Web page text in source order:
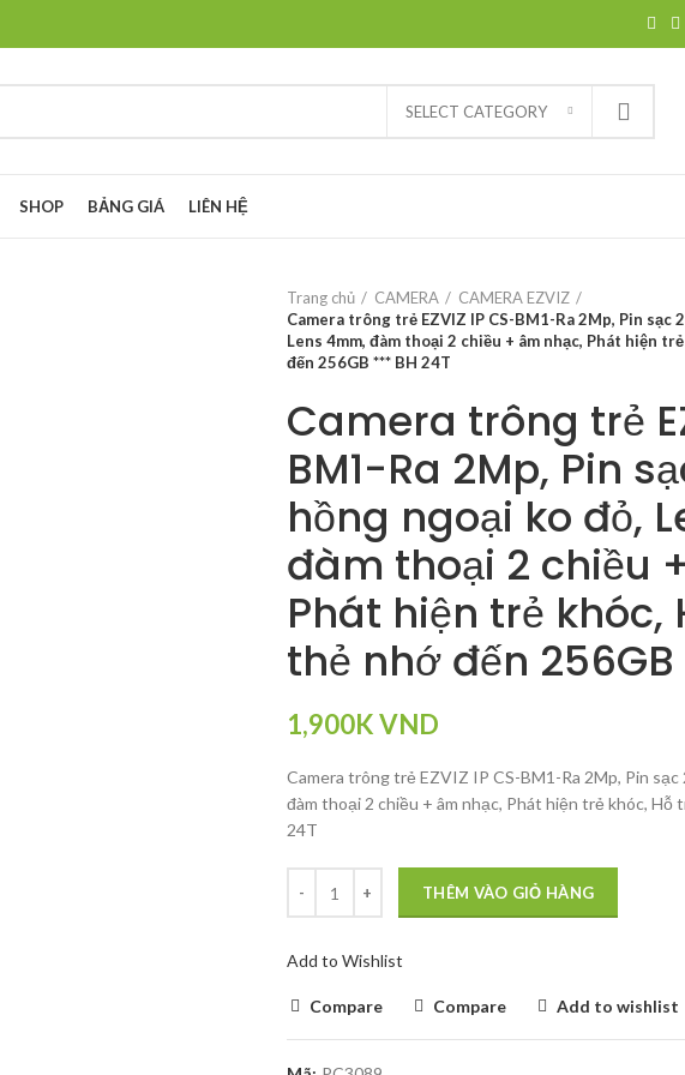
SELECT CATEGORY
SHOP BẢNG GIÁ LIÊN HỆ
Trang chủ CAMERA
CAMERA EZVIZ
Camera trông trẻ EZVIZ IP CS-BM1-Ra 2Mp, Pin sạc
Lens 4mm, đàm thoại 2 chiều + âm nhạc, Phát hiện
đến 256GB *** BH 24T
Camera trông trẻ
BM1-Ra 2Mp, Pin
hồng ngoại ko đỏ,
đàm thoại 2 chiều
Phát hiện trẻ khóc,
thẻ nhớ đến 256GB
1,900KVND
Camera trông trẻ EZVIZ IP CS-BM1-Ra 2Mp, Pin
đàm thoại 2 chiều + âm nhạc, Phát hiện trẻ khóc,
24T
THÊM VÀO GIỎ HÀNG
Add to Wishlist
Compare Compare Add to wishlist